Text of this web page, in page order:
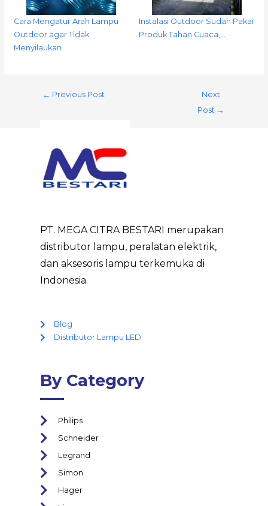
Cara Mengatur Arah Lampu
Outdoor agar Tidak
Menyilaukan
Instalasi Outdoor Sudah Pakai
Produk Tahan Cuaca,…
← Previous Post
Next
Post →
PT. MEGA CITRA BESTARI merupakan
distributor lampu, peralatan elektrik,
dan aksesoris lampu terkemuka di
Indonesia.
Blog
Distributor Lampu LED
By Category
Philips
Schneider
Legrand
Simon
Hager